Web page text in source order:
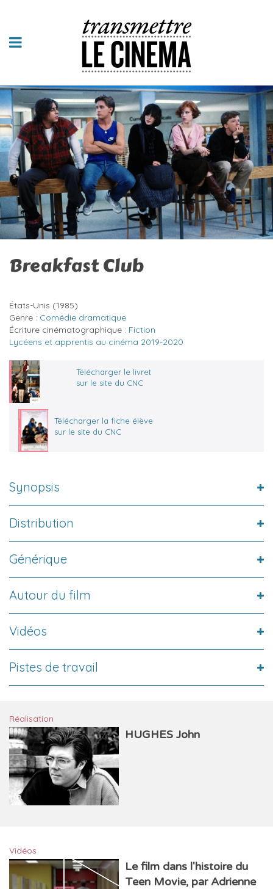
Breakfast Club
États-Unis (1985)
Genre : Comédie dramatique
Écriture cinématographique : Fiction
Lycéens et apprentis au cinéma 2019-2020
Télécharger le livret
sur le site du CNC
Télécharger la fiche élève
sur le site du CNC
Synopsis
Distribution
Générique
Autour du film
Vidéos
Pistes de travail
Réalisation
HUGHES John
Vidéos
Le film dans l'histoire du
Teen Movie, par Adrienne